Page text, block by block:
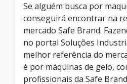
Se alguém busca por
conseguirá encontrar na
mercado Safe Brand.
no portal Soluções
melhor referência do
é por máquinas de gelo,
profissionais da Safe